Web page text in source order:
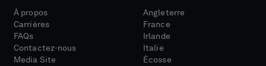
À propos
Carrières
FAQs
Contactez-nous
Media Site
Angleterre
France
Irlande
Italie
Écosse